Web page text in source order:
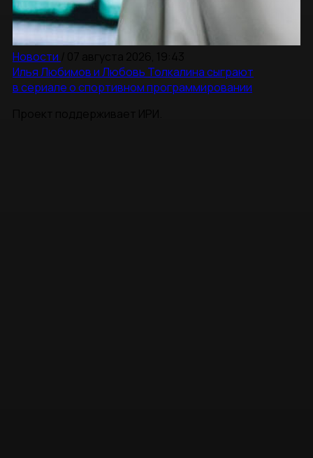
Новости
Илья Любимов и Любовь Толкалина сыграют
в сериале о спортивном программировании